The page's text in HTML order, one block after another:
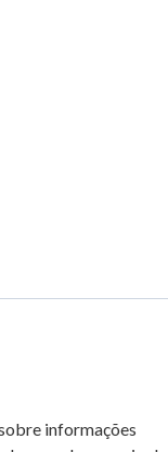
informações